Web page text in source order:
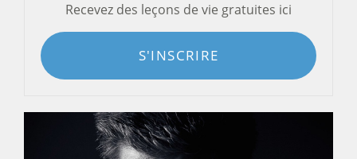
Recevez des leçons de vie gratuites ici
S'INSCRIRE